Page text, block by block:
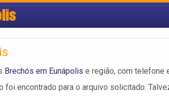
Brechós em Eunápolis e região, com telefone
foi encontrado para o arquivo solicitado.